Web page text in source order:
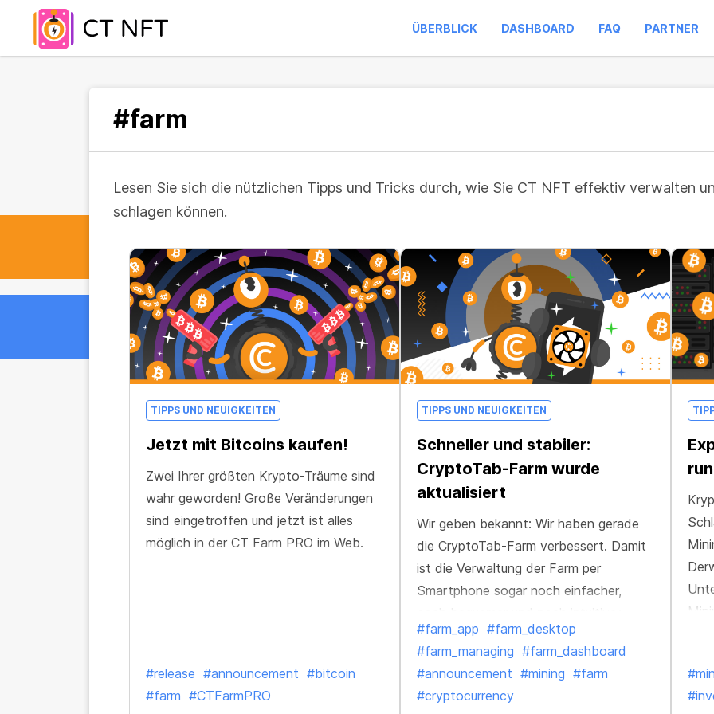
ÜBERBLICK DASHBOARD FAQ PARTNER
#farm
Lesen Sie sich die nützlichen Tipps und Tricks durch, wie Sie CT NFT effektiv verwalten
schlagen können.
TIPPS UND NEUIGKEITEN
Jetzt mit Bitcoins kaufen!
Zwei Ihrer größten Krypto-Träume sind
wahr geworden! Große Veränderungen
sind eingetroffen und jetzt ist alles
möglich in der CT Farm PRO im Web.
#release #announcement #bitcoin
#farm #CTFarmPRO
TIPPS UND NEUIGKEITEN
Schneller und stabiler:
CryptoTab-Farm wurde
aktualisiert
Wir geben bekannt: Wir haben gerade
die CryptoTab-Farm verbessert. Damit
ist die Verwaltung der Farm per
Smartphone sogar noch einfacher,
geworden.
#farm_app #farm_desktop
#farm_managing #farm_dashboard
#announcement #mining #farm
#cryptocurrency